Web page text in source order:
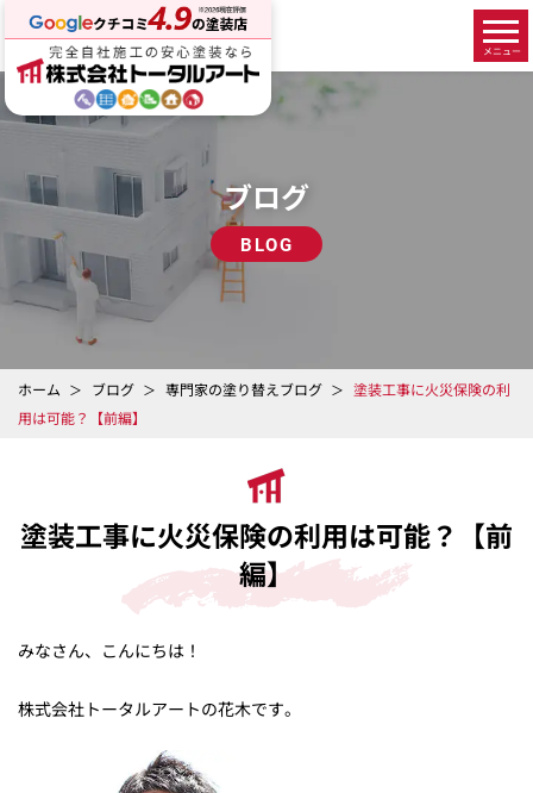
ブログ
BLOG
ホーム ブログ 専門家の塗り替えブログ
塗装工事に火災保険の利
用は可能？【前編】
塗装工事に火災保険の利用は可能？【前
編】
みなさん、こんにちは！
株式会社トータルアートの花木です。